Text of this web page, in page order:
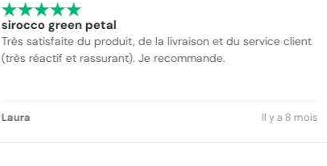
sirocco green petal
Très satisfaite du produit, de la livraison et du service client
(très réactif et rassurant). Je recommande.
Laura Il y a 8 mois